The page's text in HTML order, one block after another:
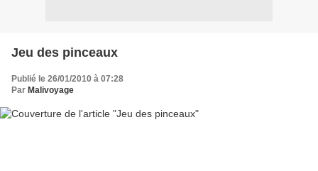
Jeu des pinceaux
Publié le 26/01/2010 à 07:28
Par Malivoyage